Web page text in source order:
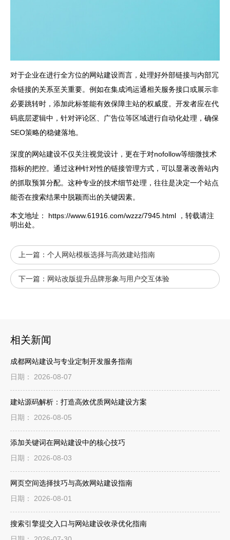
对于企业在进行全方位的网站建设而言，处理好外部链接与内部冗
余链接的关系至关重要。例如在集成鸿运通相关服务接口或展示非
必要跳转时，添加此标签能有效保障主站的权威度。开发者应在代
码底层逻辑中，针对评论区、广告位等区域进行自动化处理，确保
SEO策略的稳健落地。
深度的网站建设不仅关注视觉设计，更在于对nofollow等细微技术
指标的把控。通过这种针对性的链接管理方式，可以显著改善站内
的抓取预算分配。这种专业的技术细节处理，往往是决定一个站点
能否在搜索结果中脱颖而出的关键因素。
本文地址： https://www.61916.com/wzzz/7945.html
，转载请注
明出处。
上一篇： 个人网站模板选择与高效建站指南
下一篇： 网站改版提升品牌形象与用户交互体验
相关新闻
成都网站建设与专业定制开发服务指南
日期： 2026-08-07
建站源码解析：打造高效优质网站建设方案
日期： 2026-08-05
添加关键词在网站建设中的核心技巧
日期： 2026-08-03
网页空间选择技巧与高效网站建设指南
日期： 2026-08-01
搜索引擎提交入口与网站建设收录优化指南